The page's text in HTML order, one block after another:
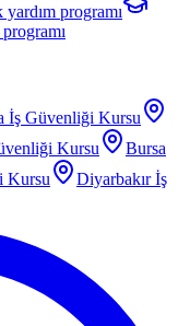
programı
İş Güvenliği Kursu
Kursu
Bursa
Kursu Diyarbakırİş